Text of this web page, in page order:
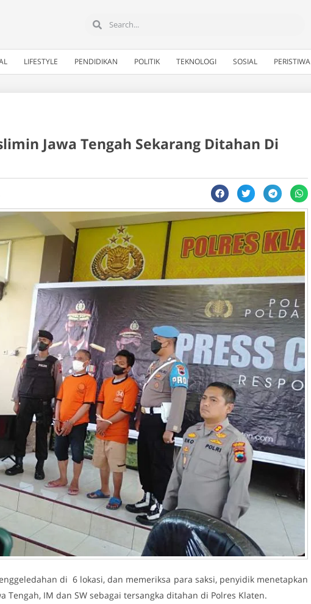
LIFESTYLE PENDIDIKAN POLITIK TEKNOLOGI SOSIAL PERISTIWA
Jawa Tengah Sekarang Ditahan Di
di 6 lokasi, dan memeriksa para saksi, penyidik menetapkan
IM dan SW sebagai tersangka ditahan di Polres Klaten.